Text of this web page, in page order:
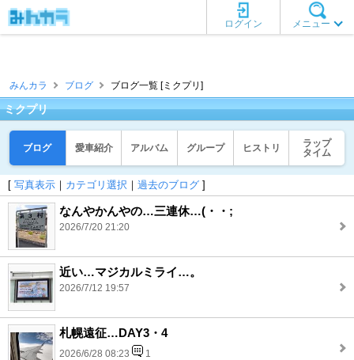
メニュー
ログイン
みんカラ ブログ ブログ一覧 [ミクプリ]
ミクプリ
ブログ 愛車紹介 アルバム グループ ヒストリ
ラップ
タイム
[ 写真表示 ｜ カテゴリ選択 ｜ 過去のブログ ]
なんやかんやの…三連休…(・・;
2026/7/20 21:20
近い…マジカルミライ…。
2026/7/12 19:57
札幌遠征…DAY3・4
2026/6/28 08:23 1